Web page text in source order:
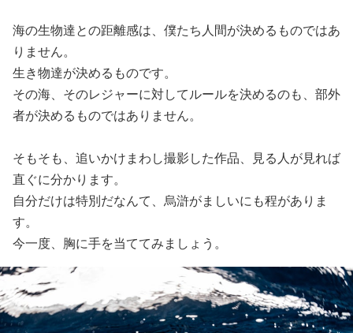
海の生物達との距離感は、僕たち人間が決めるものではあ
りません。
生き物達が決めるものです。
その海、そのレジャーに対してルールを決めるのも、部外
者が決めるものではありません。
そもそも、追いかけまわし撮影した作品、見る人が見れば
直ぐに分かります。
自分だけは特別だなんて、烏滸がましいにも程がありま
す。
今一度、胸に手を当ててみましょう。